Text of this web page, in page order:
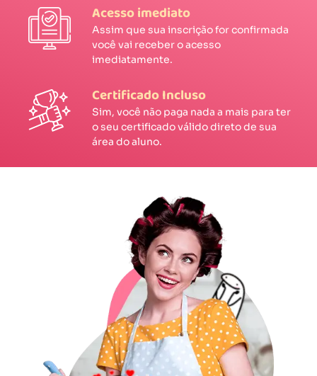
Acesso imediato
Assim que sua inscrição for confirmada
você vai receber o acesso
imediatamente.
Certificado Incluso
Sim, você não paga nada a mais para ter
o seu certificado válido direto de sua
área do aluno.